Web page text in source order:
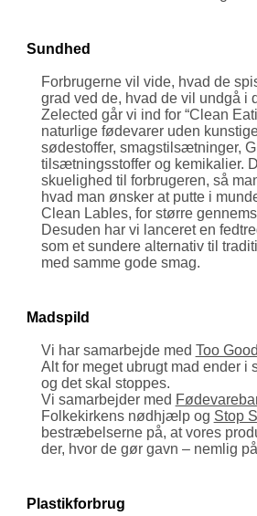
Sundhed
Forbrugerne vil vide, hvad de
grad ved de, hvad de vil undgå i
Zelected går vi ind for “Clean
naturlige fødevarer uden
søde­stoffer, smags­til­sæt­ninger,
til­sæt­nings­stoffer og kemikalier.
skuelighed til forbrugeren, så
hvad man ønsker at putte i
Clean Lables, for større
Desuden har vi lanceret en
som et sundere alternativ til
med samme gode smag.
Madspild
Vi har samarbejde med Too
Alt for meget ubrugt mad ender i
og det skal stoppes.
Vi samarbejder med
Folke­kirkens nødhjælp og Stop
bestræbel­serne på, at vores
der, hvor de gør gavn – nemlig
Plastik­forbrug